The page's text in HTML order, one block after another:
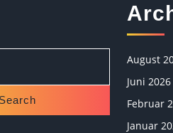
August
Juni 2026
Februar
Januar